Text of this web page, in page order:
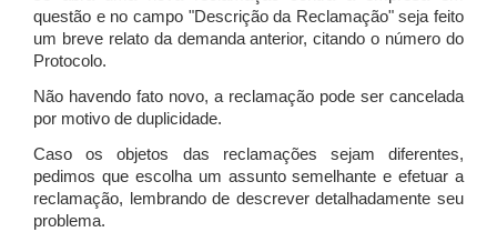
questão e no campo "Descrição da Reclamação" seja feito
um breve relato da demanda anterior, citando o número do
Protocolo.
Não havendo fato novo, a reclamação pode ser cancelada
por motivo de duplicidade.
Caso os objetos das reclamações sejam diferentes,
pedimos que escolha um assunto semelhante e efetuar a
reclamação, lembrando de descrever detalhadamente seu
problema.